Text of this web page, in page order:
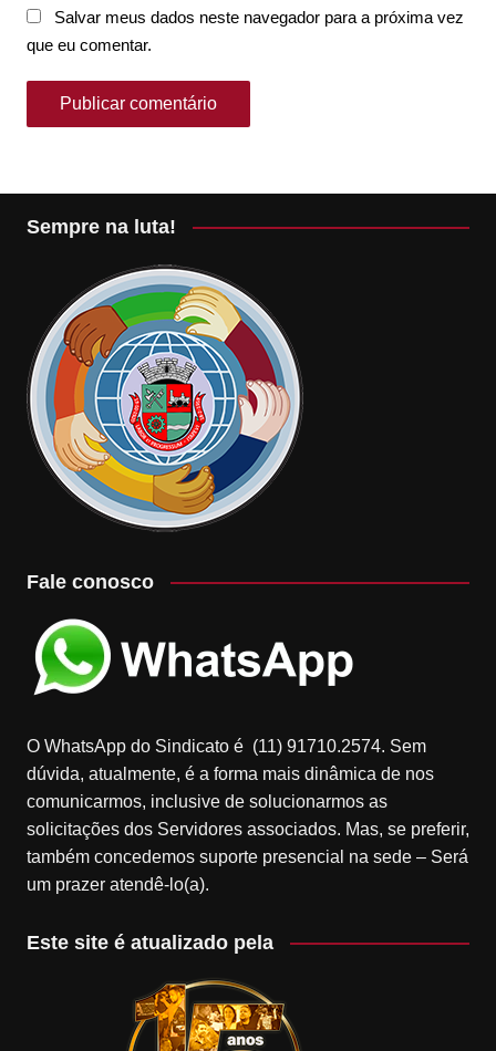
Salvar meus dados neste navegador para a próxima vez
que eu comentar.
Sempre na luta!
Fale conosco
O WhatsApp do Sindicato é (11) 91710.2574. Sem
dúvida, atualmente, é a forma mais dinâmica de nos
comunicarmos, inclusive de solucionarmos as
solicitações dos Servidores associados. Mas, se preferir,
também concedemos suporte presencial na sede – Será
um prazer atendê-lo(a).
Este site é atualizado pela